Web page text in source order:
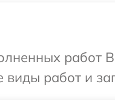
работ
работ и